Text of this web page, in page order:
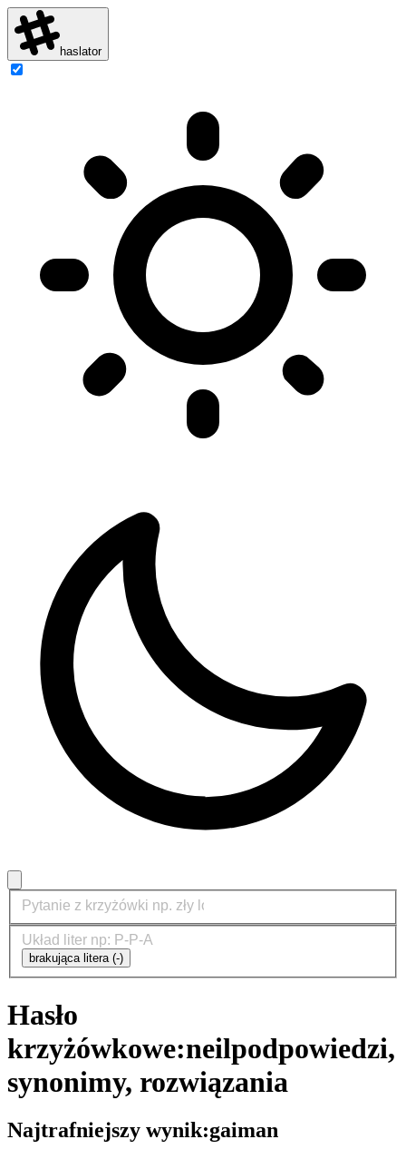
haslator
brakująca litera (-)
Hasło
krzyżówkowe:neilpodpowiedzi,
synonimy, rozwiązania
Najtrafniejszy wynik:gaiman